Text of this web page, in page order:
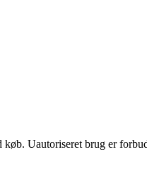
køb. Uautoriseret brug er